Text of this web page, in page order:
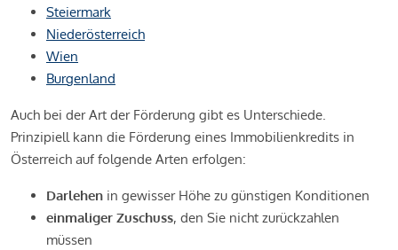
Steiermark
Niederösterreich
Wien
Burgenland
Auch bei der Art der Förderung gibt es Unterschiede.
Prinzipiell kann die Förderung eines Immobilienkredits in
Österreich auf folgende Arten erfolgen:
Darlehen in gewisser Höhe zu günstigen Konditionen
einmaliger Zuschuss, den Sie nicht zurückzahlen
müssen